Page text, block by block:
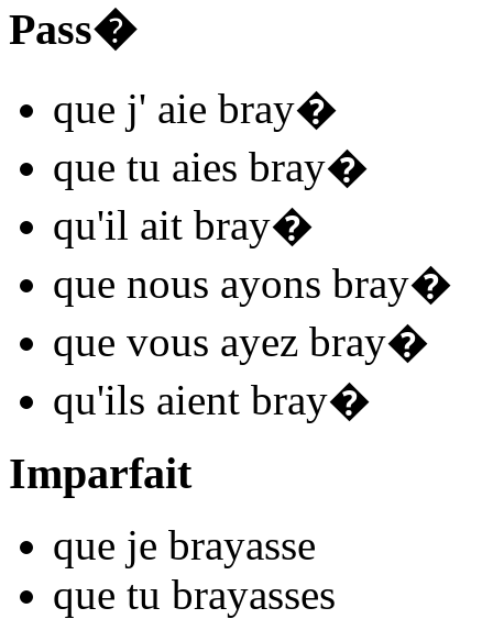
Pass�
que j' aie bray�
que tu aies bray�
qu'il ait bray�
que nous ayons bray�
que vous ayez bray�
qu'ils aient bray�
Imparfait
que je brayasse
que tu brayasses